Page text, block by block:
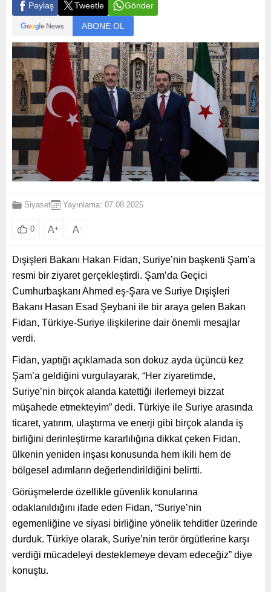
Paylaş Tweetle Gönder
ABONE OL
Siyaset Yayınlama: 07.08.2025
0 A+ A-
Dışişleri Bakanı Hakan Fidan, Suriye’nin başkenti Şam’a
resmi bir ziyaret gerçekleştirdi. Şam’da Geçici
Cumhurbaşkanı Ahmed eş-Şara ve Suriye Dışişleri
Bakanı Hasan Esad Şeybani ile bir araya gelen Bakan
Fidan, Türkiye-Suriye ilişkilerine dair önemli mesajlar
verdi.
Fidan, yaptığı açıklamada son dokuz ayda üçüncü kez
Şam’a geldiğini vurgulayarak, “Her ziyaretimde,
Suriye’nin birçok alanda katettiği ilerlemeyi bizzat
müşahede etmekteyim” dedi. Türkiye ile Suriye arasında
ticaret, yatırım, ulaştırma ve enerji gibi birçok alanda iş
birliğini derinleştirme kararlılığına dikkat çeken Fidan,
ülkenin yeniden inşası konusunda hem ikili hem de
bölgesel adımların değerlendirildiğini belirtti.
Görüşmelerde özellikle güvenlik konularına
odaklanıldığını ifade eden Fidan, “Suriye’nin
egemenliğine ve siyasi birliğine yönelik tehditler üzerinde
durduk. Türkiye olarak, Suriye’nin terör örgütlerine karşı
verdiği mücadeleyi desteklemeye devam edeceğiz” diye
konuştu.